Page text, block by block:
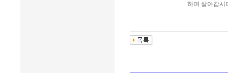
하며 살아갑시